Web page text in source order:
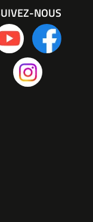
NOUS